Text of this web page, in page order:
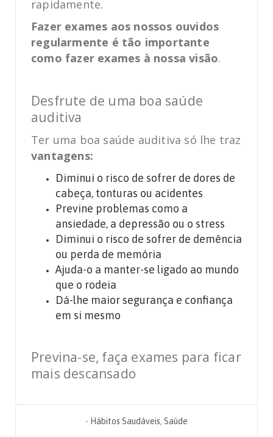
rapidamente.
Fazer exames aos nossos ouvidos
regularmente é tão importante
como fazer exames à nossa visão.
Desfrute de uma boa saúde
auditiva
Ter uma boa saúde auditiva só lhe traz
vantagens:
Diminui o risco de sofrer de dores de
cabeça, tonturas ou acidentes
Previne problemas como a
ansiedade, a depressão ou o stress
Diminui o risco de sofrer de demência
ou perda de memória
Ajuda-o a manter-se ligado ao mundo
que o rodeia
Dá-lhe maior segurança e confiança
em si mesmo
Previna-se, faça exames para ficar
mais descansado
- Hábitos Saudáveis, Saúde